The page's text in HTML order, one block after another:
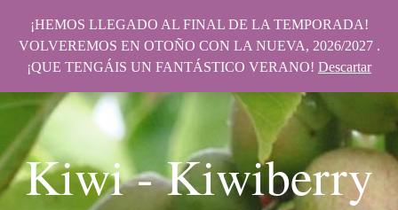
Kiwi - Kiwiberry
¡HEMOS LLEGADO AL FINAL DE LA TEMPORADA!
VOLVEREMOS EN OTOÑO CON LA NUEVA, 2026/2027 .
¡QUE TENGÁIS UN FANTÁSTICO VERANO! Descartar